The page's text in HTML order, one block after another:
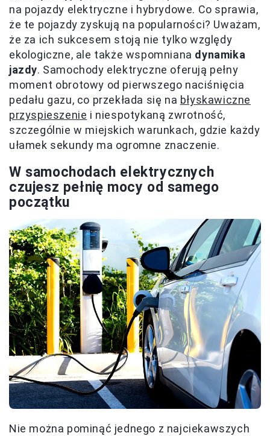
na pojazdy elektryczne i hybrydowe. Co sprawia,
że te pojazdy zyskują na popularności? Uważam,
że za ich sukcesem stoją nie tylko względy
ekologiczne, ale także wspomniana dynamika
jazdy. Samochody elektryczne oferują pełny
moment obrotowy od pierwszego naciśnięcia
pedału gazu, co przekłada się na błyskawiczne
przyspieszenie i niespotykaną zwrotność,
szczególnie w miejskich warunkach, gdzie każdy
ułamek sekundy ma ogromne znaczenie.
W samochodach elektrycznych
czujesz pełnię mocy od samego
początku
Nie można pominąć jednego z najciekawszych